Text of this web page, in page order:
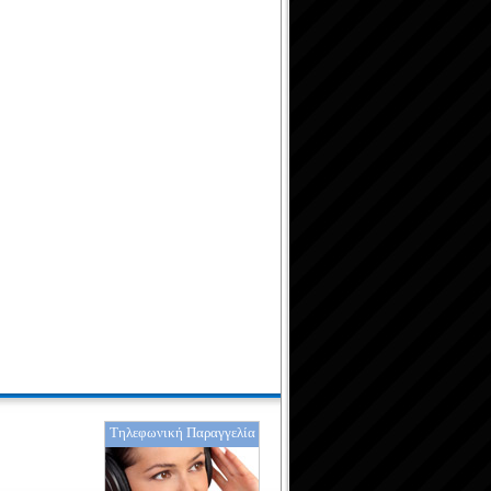
Τηλεφωνική Παραγγελία